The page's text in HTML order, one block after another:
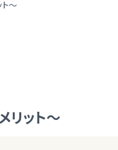
～
リット～